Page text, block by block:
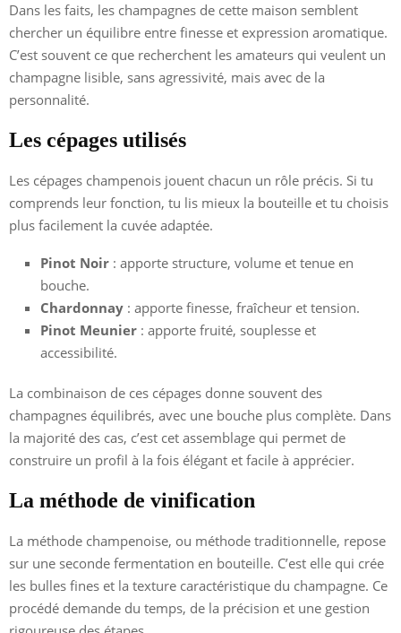
Dans les faits, les champagnes de cette maison semblent
chercher un équilibre entre finesse et expression aromatique.
C’est souvent ce que recherchent les amateurs qui veulent un
champagne lisible, sans agressivité, mais avec de la
personnalité.
Les cépages utilisés
Les cépages champenois jouent chacun un rôle précis. Si tu
comprends leur fonction, tu lis mieux la bouteille et tu choisis
plus facilement la cuvée adaptée.
Pinot Noir : apporte structure, volume et tenue en
bouche.
Chardonnay : apporte finesse, fraîcheur et tension.
Pinot Meunier : apporte fruité, souplesse et
accessibilité.
La combinaison de ces cépages donne souvent des
champagnes équilibrés, avec une bouche plus complète. Dans
la majorité des cas, c’est cet assemblage qui permet de
construire un profil à la fois élégant et facile à apprécier.
La méthode de vinification
La méthode champenoise, ou méthode traditionnelle, repose
sur une seconde fermentation en bouteille. C’est elle qui crée
les bulles fines et la texture caractéristique du champagne. Ce
procédé demande du temps, de la précision et une gestion